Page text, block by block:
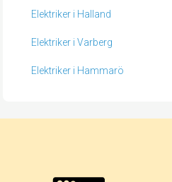
Elektriker i Halland
Elektriker i Varberg
Elektriker i Hammarö